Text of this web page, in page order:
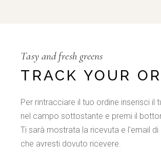
Tasy and fresh greens
TRACK YOUR
Per rintracciare il tuo ordine inserisci il
nel campo sottostante e premi il
Ti sarà mostrata la ricevuta e l'email
che avresti dovuto ricevere.